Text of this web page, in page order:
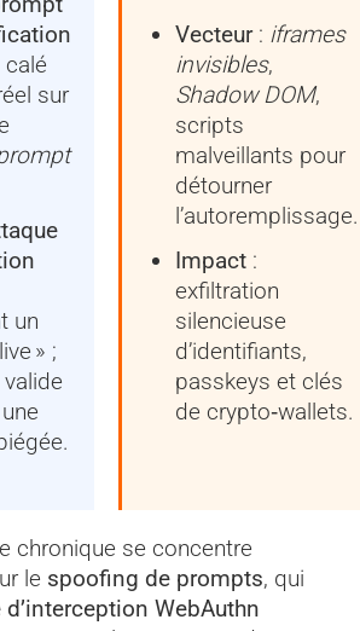
calé
sur
un
» ;
valide
Vecteur: iframes
invisibles,
Shadow DOM,
scripts
malveillants pour
détourner
l’autoremplissage.
Impact:
exfiltration
silencieuse
d’identifiants,
passkeys et clés
de crypto‑wallets.
chronique se concentre
le spoofing de prompts, qui
WebAuthn